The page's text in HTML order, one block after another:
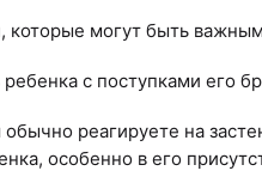
которые могут быть
с поступками его
обычно реагируете на
особенно в его